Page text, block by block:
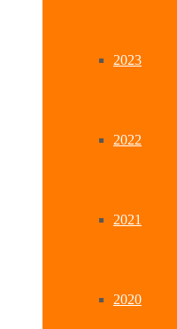
2023
2022
2021
2020